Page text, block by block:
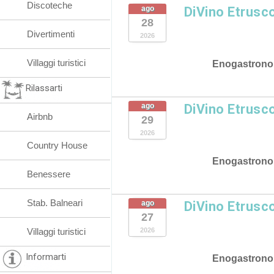
ago
28
2026
DiVino
ago
29
2026
DiVino
ago
27
2026
DiVino
Discoteche
Divertimenti
Villaggi turistici
Rilassarti
Airbnb
Country House
Benessere
Stab. Balneari
Villaggi turistici
Informarti